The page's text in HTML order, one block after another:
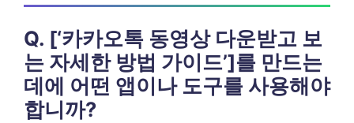
Q. [‘카카오톡 동영상 다운받고 보
는 자세한 방법 가이드’]를 만드는
데에 어떤 앱이나 도구를 사용해야
합니까?